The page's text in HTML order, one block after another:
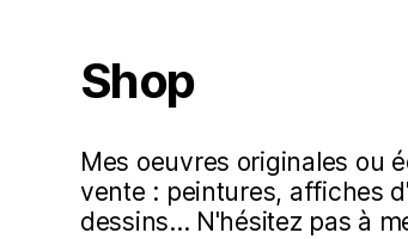
Shop
Mes oeuvres originales ou
vente : peintures, affiches
dessins... N'hésitez pas à